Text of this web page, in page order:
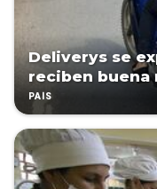
Deliverys se
reciben buena
PAÍS